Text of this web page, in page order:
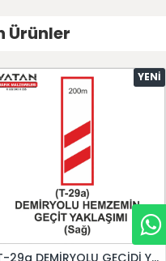
Ürünler
YENI